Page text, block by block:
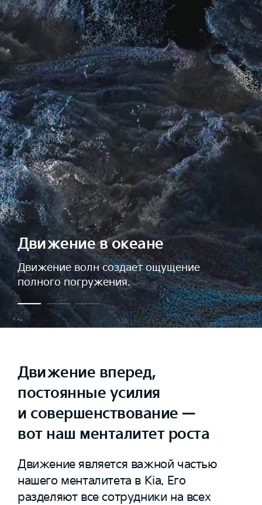
Движение в океане
Движение волн создает ощущение
полного погружения.
Движение вперед,
постоянные усилия
и совершенствование —
вот наш менталитет роста
Движение является важной частью
нашего менталитета в Kia. Его
разделяют все сотрудники на всех